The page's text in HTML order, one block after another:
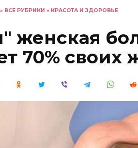
» ВСЕ РУБРИКИ » КРАСОТА И ЗДОРОВЬЕ
женская
70% своих